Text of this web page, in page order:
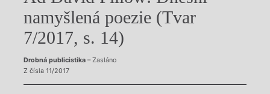
namyšlená poezie (Tvar
7/2017, s. 14)
Drobná publicistika– Zasláno
Z čísla 11/2017